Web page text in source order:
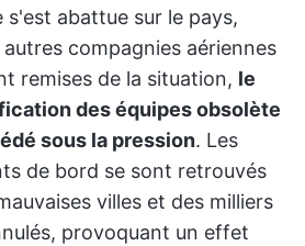
abattue sur le pays,
compagnies aériennes
remises de la situation, le
des équipes obsolète
sous la pression. Les
de bord se sont retrouvés
villes et des milliers
provoquant un effet